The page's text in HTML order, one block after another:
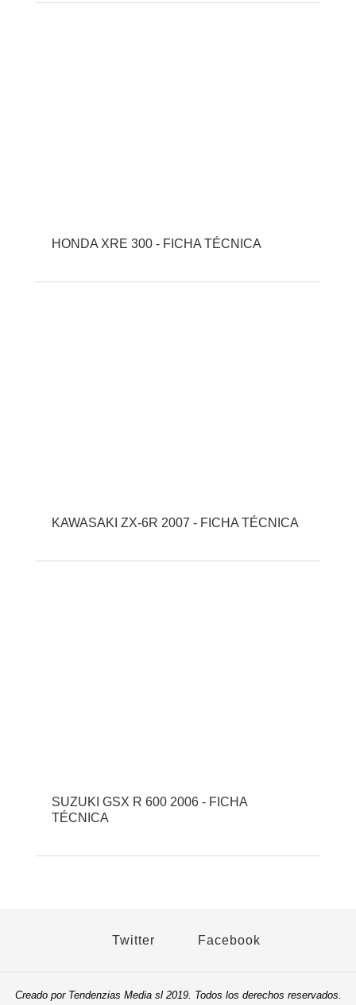
HONDA XRE 300 - FICHA TÉCNICA
KAWASAKI ZX-6R 2007 - FICHA TÉCNICA
SUZUKI GSX R 600 2006 - FICHA
TÉCNICA
Twitter Facebook
Creado por Tendenzias Media sl 2019. Todos los derechos reservados.